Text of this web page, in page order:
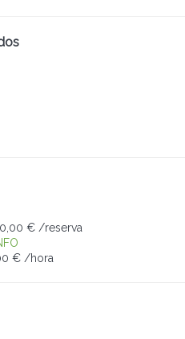
€ /reserva
€ /hora